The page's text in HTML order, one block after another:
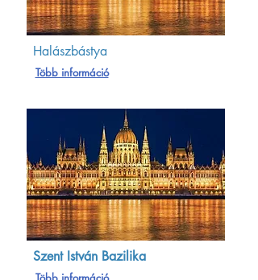
Halászbástya
Több információ
Szent István Bazilika